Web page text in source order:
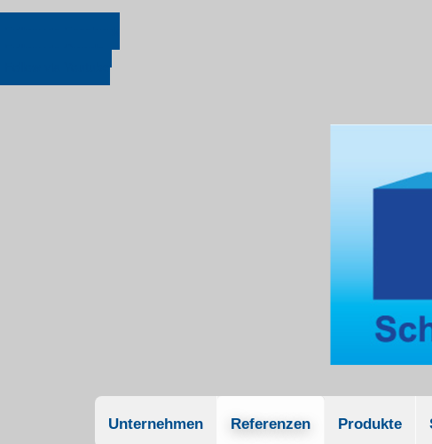
Unternehmen Referenzen Produkte